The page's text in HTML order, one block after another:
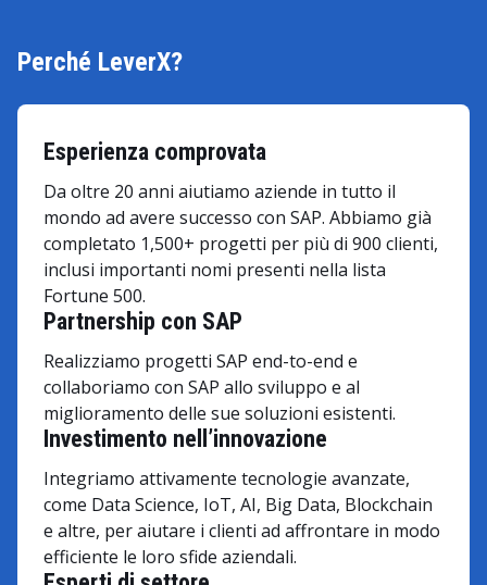
Perché LeverX?
Esperienza comprovata
Da oltre 20 anni aiutiamo aziende in tutto il
mondo ad avere successo con SAP. Abbiamo già
completato 1,500+ progetti per più di 900 clienti,
inclusi importanti nomi presenti nella lista
Fortune 500.
Partnership con SAP
Realizziamo progetti SAP end-to-end e
collaboriamo con SAP allo sviluppo e al
miglioramento delle sue soluzioni esistenti.
Investimento nell’innovazione
Integriamo attivamente tecnologie avanzate,
come Data Science, IoT, AI, Big Data, Blockchain
e altre, per aiutare i clienti ad affrontare in modo
efficiente le loro sfide aziendali.